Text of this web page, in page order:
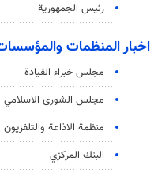
رئيس الجمهورية
اخبار المنظمات
مجلس خبراء القيادة
مجلس الشورى الاسلامي
منظمة الاذاعة والتلفزیون
البنك المركزي